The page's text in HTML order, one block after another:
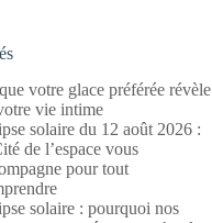
votre glace préférée révèle
vie intime
solaire du 12 août 2026 :
de l’espace vous
pour tout
solaire : pourquoi nos